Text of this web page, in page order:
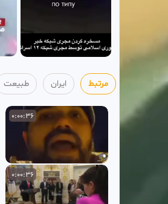
مرتبط ایران طبیعت
0:00:36
0:00:36